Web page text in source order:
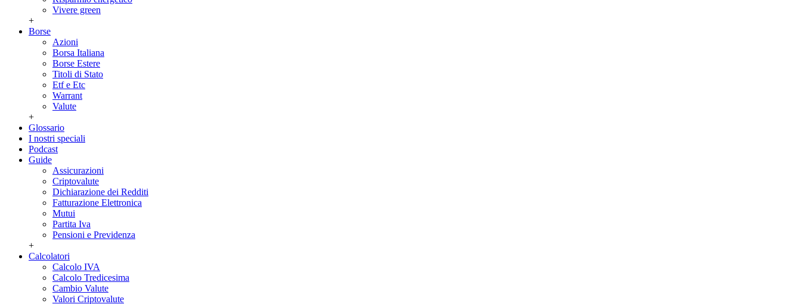
Vivere green
+
Borse
Azioni
Borsa Italiana
Borse Estere
Titoli di Stato
Etf e Etc
Warrant
Valute
+
Glossario
I nostri speciali
Podcast
Guide
Assicurazioni
Criptovalute
Dichiarazione dei Redditi
Fatturazione Elettronica
Mutui
Partita Iva
Pensioni e Previdenza
+
Calcolatori
Calcolo IVA
Calcolo Tredicesima
Cambio Valute
Valori Criptovalute